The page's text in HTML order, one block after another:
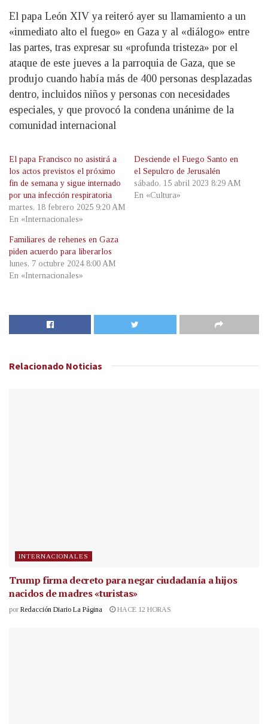
El papa León XIV ya reiteró ayer su llamamiento a un
«inmediato alto el fuego» en Gaza y al «diálogo» entre
las partes, tras expresar su «profunda tristeza» por el
ataque de este jueves a la parroquia de Gaza, que se
produjo cuando había más de 400 personas desplazadas
dentro, incluidos niños y personas con necesidades
especiales, y que provocó la condena unánime de la
comunidad internacional
El papa Francisco no asistirá a
los actos previstos el próximo
fin de semana y sigue internado
por una infección respiratoria
martes, 18 febrero 2025 9:20 AM
En «Internacionales»
Desciende el Fuego Santo en
el Sepulcro de Jerusalén
sábado, 15 abril 2023 8:29 AM
En «Cultura»
Familiares de rehenes en Gaza
piden acuerdo para liberarlos
lunes, 7 octubre 2024 8:00 AM
En «Internacionales»
Relacionado Noticias
INTERNACIONALES
Trump firma decreto para negar ciudadanía a hijos
nacidos de madres «turistas»
por Redacción Diario La Página HACE 12 HORAS